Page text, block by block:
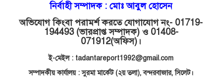
মোগলাবাজারে এসআই দয়াময়’র
ঘুষের রাজত্ব!
যন্ত্র বিকলের বাহানা: বেসরকারির
নির্বাহী সম্পাদক : মোঃ আবুল হোসেন
অভিযোগ কিংবা পরামর্শ করতে যোগাযোগ নং- 01719-
194493 (ভারপ্রাপ্ত সম্পাদক) ও 01408-
071912(অফিস)।
ই-মেইল : tadantareport1992@gmail.com
সম্পাদকীয় কার্যালয় : সুরমা মার্কেট (২য় তলা),বন্দরবাজার, সিলেট।